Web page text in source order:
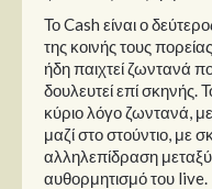
Το Cash είναι ο
της κοινής τους
ήδη παιχτεί ζωντανά
δουλευτεί επί σκηνής.
κύριο λόγο ζωντανά,
μαζί στο στούντιο, με
αλληλεπίδραση μεταξύ
αυθορμητισμό του live.